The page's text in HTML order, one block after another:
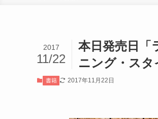
本日発売日「
ニング・スタ
2017
11/22
書籍 2017年11月22日